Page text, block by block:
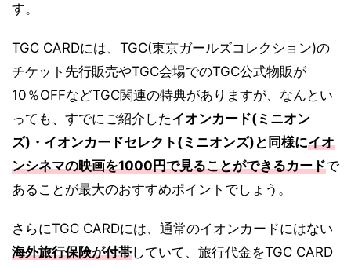
す。
TGC CARDには、TGC(東京ガールズコレクション)の
チケット先行販売やTGC会場でのTGC公式物販が
10％OFFなどTGC関連の特典がありますが、なんとい
っても、すでにご紹介したイオンカード(ミニオン
ズ)・イオンカードセレクト(ミニオンズ)と同様にイオ
ンシネマの映画を1000円で見ることができるカードで
あることが最大のおすすめポイントでしょう。
さらにTGC CARDには、通常のイオンカードにはない
海外旅行保険が付帯していて、旅行代金をTGC CARD